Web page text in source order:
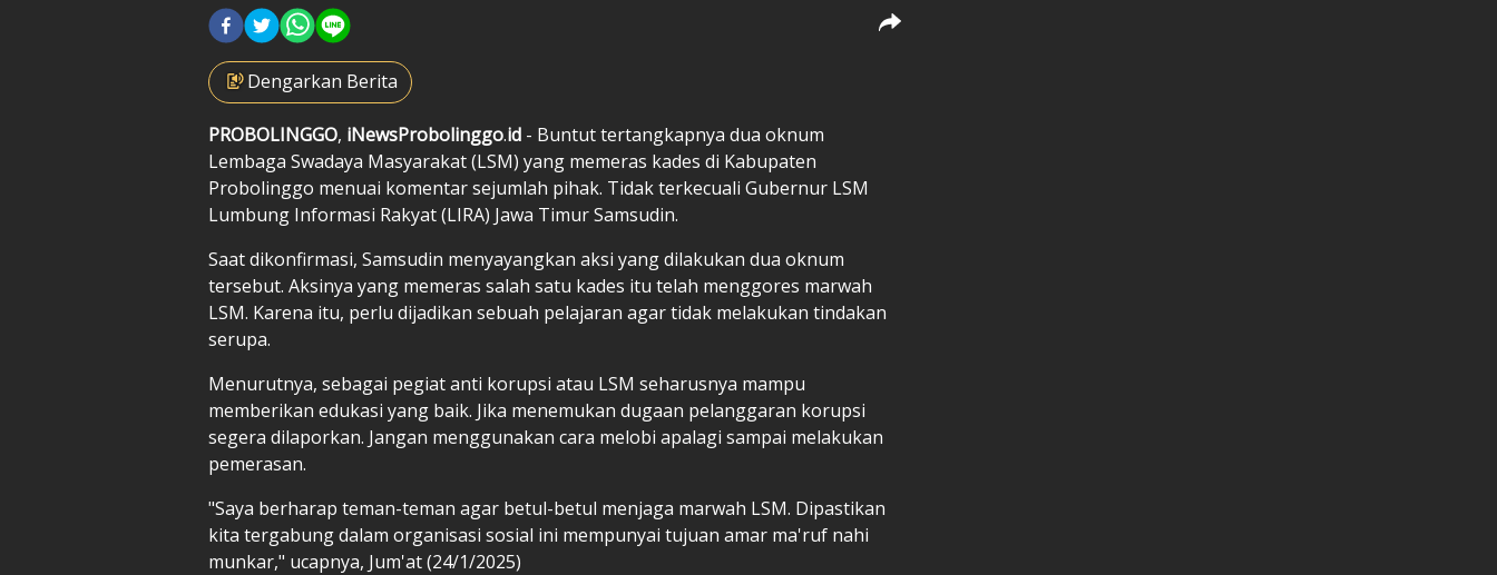
Dengarkan Berita
PROBOLINGGO, iNewsProbolinggo.id - Buntut tertangkapnya dua oknum
Lembaga Swadaya Masyarakat (LSM) yang memeras kades di Kabupaten
Probolinggo menuai komentar sejumlah pihak. Tidak terkecuali Gubernur LSM
Lumbung Informasi Rakyat (LIRA) Jawa Timur Samsudin.
Saat dikonfirmasi, Samsudin menyayangkan aksi yang dilakukan dua oknum
tersebut. Aksinya yang memeras salah satu kades itu telah menggores marwah
LSM. Karena itu, perlu dijadikan sebuah pelajaran agar tidak melakukan tindakan
serupa.
Menurutnya, sebagai pegiat anti korupsi atau LSM seharusnya mampu
memberikan edukasi yang baik. Jika menemukan dugaan pelanggaran korupsi
segera dilaporkan. Jangan menggunakan cara melobi apalagi sampai melakukan
pemerasan.
"Saya berharap teman-teman agar betul-betul menjaga marwah LSM. Dipastikan
kita tergabung dalam organisasi sosial ini mempunyai tujuan amar ma'ruf nahi
munkar," ucapnya, Jum'at (24/1/2025)